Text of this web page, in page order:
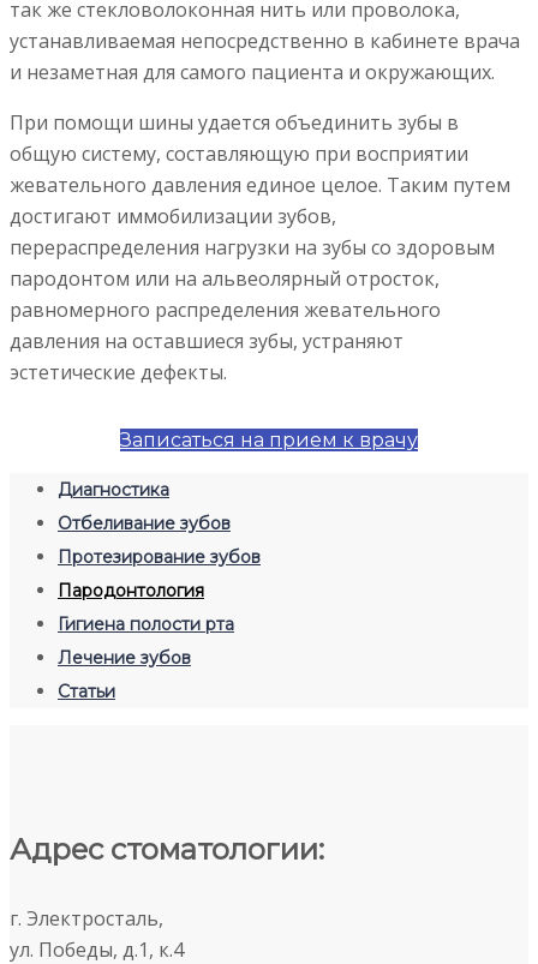
так же стекловолоконная нить или проволока,
устанавливаемая непосредственно в кабинете врача
и незаметная для самого пациента и окружающих.
При помощи шины удается объединить зубы в
общую систему, составляющую при восприятии
жевательного давления единое целое. Таким путем
достигают иммобилизации зубов,
перераспределения нагрузки на зубы со здоровым
пародонтом или на альвеолярный отросток,
равномерного распределения жевательного
давления на оставшиеся зубы, устраняют
эстетические дефекты.
Записаться на прием к врачу
Диагностика
Отбеливание зубов
Протезирование зубов
Пародонтология
Гигиена полости рта
Лечение зубов
Статьи
Адрес стоматологии:
г. Электросталь,
ул. Победы, д.1, к.4